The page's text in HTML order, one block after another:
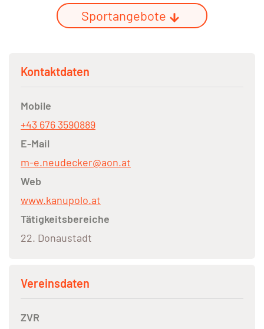
Sportangebote
Kontaktdaten
Mobile
+43 676 3590889
E-Mail
m-e.neudecker@aon.at
Web
www.kanupolo.at
Tätigkeitsbereiche
22. Donaustadt
Vereinsdaten
ZVR